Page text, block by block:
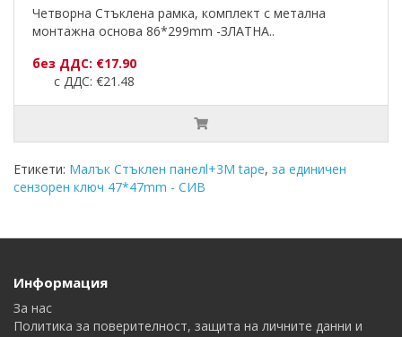
Четворна Стъклена рамка, комплект с метална
монтажна основа 86*299mm -ЗЛАТНА..
без ДДС: €17.90
с ДДС: €21.48
Етикети: Малък Стъклен панелl+3M tape, за единичен
сензорен ключ 47*47mm - СИВ
Информация
За нас
Политика за поверителност, защита на личните данни и